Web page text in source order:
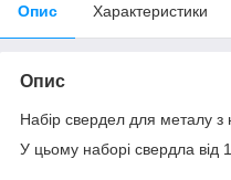
Опис Характеристики
Опис
Набір свердел для металу
У цьому наборі свердла від